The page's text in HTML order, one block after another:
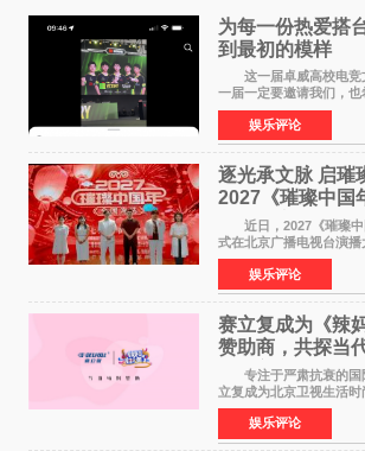
为每一份热爱搭
到最初的模样
这一届卓威高校电竞
一届一定要邀请我们，
来到现场的机会。
已经落下帷幕，在活动
竞社负责人和现
娱乐评论
逐光承文脉 启璀
2027《璀璨中国
作圆满启动
近日，2027《璀璨中
式在北京广播电视台演
华优秀传统文化，弘扬纯
格、高质感、正能量的
矢志不渝的初心
娱乐评论
赛立复成为《辣
赞助商，共探当
活力美
专注于严肃抗衰的国
立复成为北京卫视生活时
的特别赞助商,明星辣妈
都市女性传递健康生活
家庭与自我之间
娱乐评论